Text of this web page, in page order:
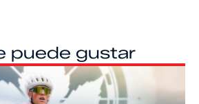
puede gustar